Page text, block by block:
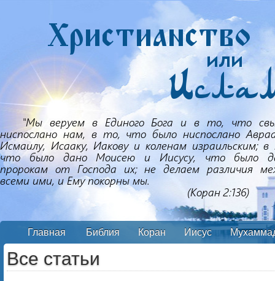
Главная Библия Коран Иисус
Все статьи